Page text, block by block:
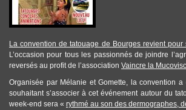
La convention de tatouage de Bourges revient
L’occasion pour tous les passionnés de joindre
reversés au profit de l’association Vaincre la
Organisée par Mélanie et Gomette, la convention
souhaitant s’associer à cet événement autour du
week-end sera « rythmé au son des dermographes,